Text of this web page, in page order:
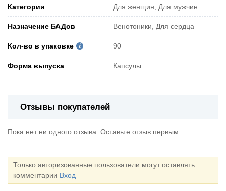
Категории Для женщин, Для мужчин
Назначение БАДов Венотоники, Для сердца
Кол-во в упаковке 90
Форма выпуска Капсулы
Отзывы покупателей
Пока нет ни одного отзыва. Оставьте отзыв первым
Только авторизованные пользователи могут оставлять
комментарии Вход